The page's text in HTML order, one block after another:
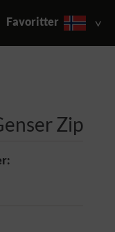
Favoritter
Zip